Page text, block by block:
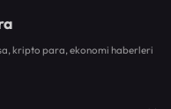
kripto para, ekonomi haberleri